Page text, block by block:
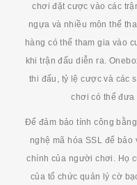
chơi đặt cược vào các
ngựa và nhiều môn thể
hàng có thể tham gia vào
khi trận đấu diễn ra.
thi đấu, tỷ lệ cược và các
chơi có thể đưa
Để đảm bảo tính công
nghệ mã hóa SSL để bảo
chính của người chơi. Họ
của tổ chức quản lý cờ